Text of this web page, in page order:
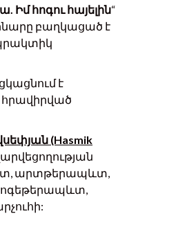
Իմ հոգու հայելին“
բաղկացած է
է
հրավիրված
(Hasmik
արտթերապևտ,